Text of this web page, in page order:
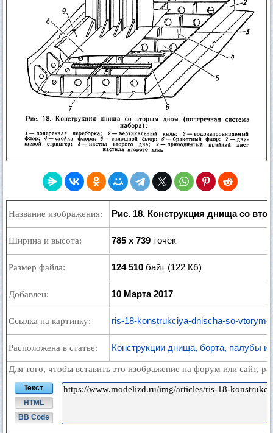
Название изображения: Рис. 18. Конструкция днища со
Ширина и высота: 785 x 739 точек
Размер файла: 124 510 байт (122 Кб)
Добавлен: 10 Марта 2017
Ссылка на картинку: ris-18-konstrukciya-dnischa-so-vtorym-
Расположена в статье: Конструкции днища, борта, палубы и
Для того, чтобы вставить это изображение на форум или сайт,
Текст
HTML
BB Code